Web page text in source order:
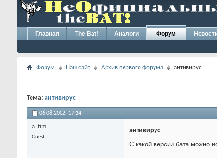
Главная The Bat! Аналоги Форум
Форум Наш сайт Архив первого форума антивирус
Тема: антивирус
06.08.2002, 17:24
a_tim
Guest
антивирус
С какой версии бата можно